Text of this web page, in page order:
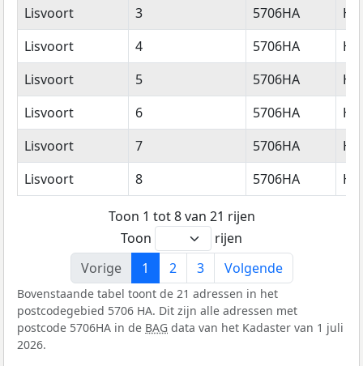
Lisvoort 3 5706HA
Lisvoort
4 5706HA
Lisvoort
5 5706HA
Lisvoort
6 5706HA
Lisvoort
7 5706HA
Lisvoort
8 5706HA
Toon 1 tot 8 van 21 rijen
Toon
rijen
Vorige
1 2 3 Volgende
Bovenstaande tabel toont de 21 adressen in het
postcodegebied 5706 HA. Dit zijn alle adressen met
postcode 5706HA in de BAG data van het Kadaster van 1 juli
2026.